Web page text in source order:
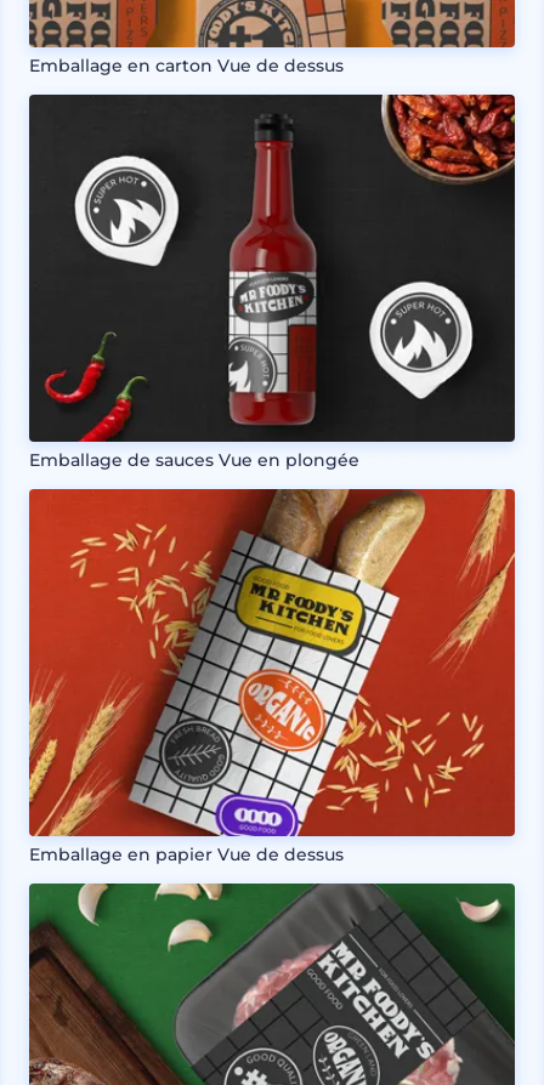
Emballage en carton Vue de dessus
Emballage de sauces Vue en plongée
Emballage en papier Vue de dessus